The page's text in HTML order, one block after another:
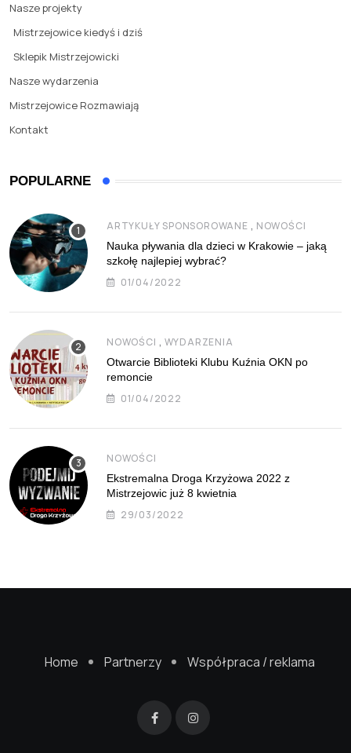
Nasze projekty
Mistrzejowice kiedyś i dziś
Sklepik Mistrzejowicki
Nasze wydarzenia
Mistrzejowice Rozmawiają
Kontakt
POPULARNE
ARTYKUŁY SPONSOROWANE , NOWOŚCI
Nauka pływania dla dzieci w Krakowie – jaką
szkołę najlepiej wybrać?
01/04/2022
NOWOŚCI , WYDARZENIA
Otwarcie Biblioteki Klubu Kuźnia OKN po
remoncie
01/04/2022
NOWOŚCI
Ekstremalna Droga Krzyżowa 2022 z
Mistrzejowic już 8 kwietnia
29/03/2022
Home Partnerzy Współpraca / reklama